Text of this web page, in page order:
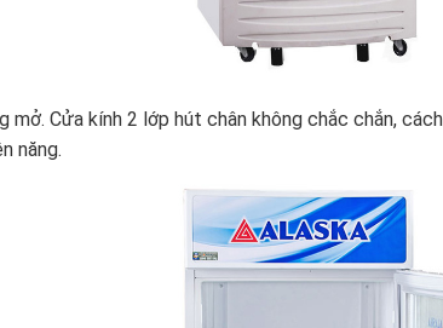
mở. Cửa kính 2 lớp hút chân không chắc chắn,
năng.